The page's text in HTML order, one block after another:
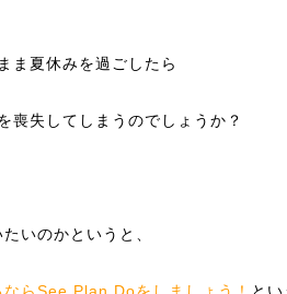
ま夏休みを過ごしたら
喪失してしまうのでしょうか？
いのかというと、